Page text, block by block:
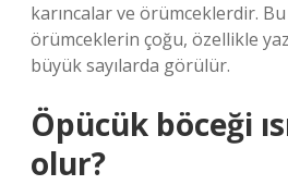
karıncalar ve örümceklerdir.
örümceklerin çoğu, özellikle
büyük sayılarda görülür.
Öpücük böceği
olur?